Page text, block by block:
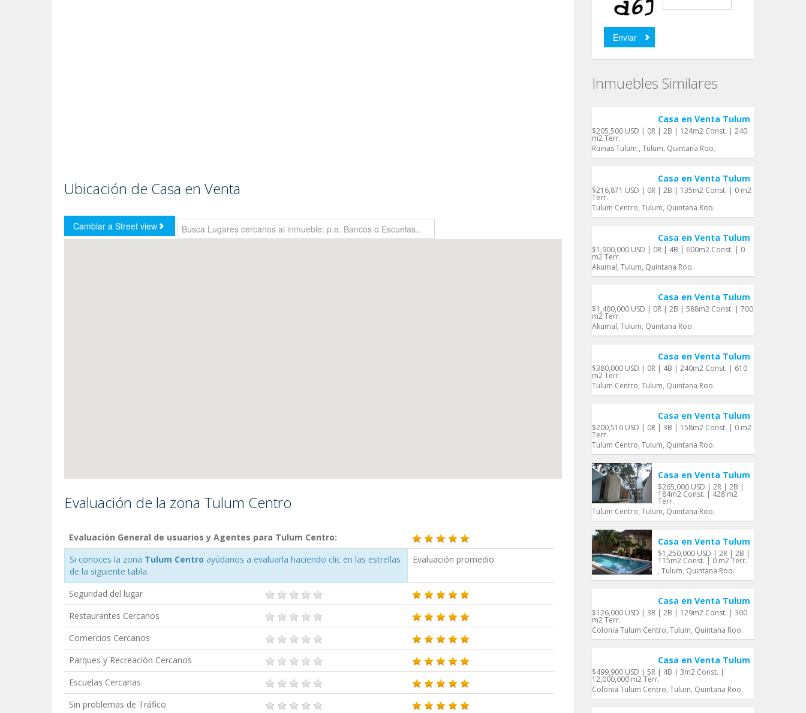
Ubicación de Casa en Venta
Evaluación de la zona Tulum Centro
Evaluación General de usuarios y Agentes para Tulum Centro:
Si conoces la zona Tulum Centro ayúdanos a evaluarla haciendo clic en las estrellas
de la siguiente tabla.
Evaluación promedio:
Seguridad del lugar
Restaurantes Cercanos
Comercios Cercanos
Parques y Recreación Cercanos
Escuelas Cercanas
Sin problemas de Tráfico
Inmuebles Similares
Casa en Venta Tulum
$205,500 USD | 0R | 2B | 124m2 Const. | 240
m2 Terr.
Ruinas Tulum , Tulum, Quintana Roo.
Casa en Venta Tulum
$216,871 USD | 0R | 2B | 135m2 Const. | 0 m2
Terr.
Tulum Centro, Tulum, Quintana Roo.
Casa en Venta Tulum
$1,900,000 USD | 0R | 4B | 600m2 Const. | 0
m2 Terr.
Akumal, Tulum, Quintana Roo.
Casa en Venta Tulum
$1,400,000 USD | 0R | 2B | 588m2 Const. | 700
m2 Terr.
Akumal, Tulum, Quintana Roo.
Casa en Venta Tulum
$380,000 USD | 0R | 4B | 240m2 Const. | 610
m2 Terr.
Tulum Centro, Tulum, Quintana Roo.
Casa en Venta Tulum
$200,510 USD | 0R | 3B | 158m2 Const. | 0 m2
Terr.
Tulum Centro, Tulum, Quintana Roo.
Casa en Venta Tulum
$265,000 USD | 2R | 2B |
184m2 Const. | 428 m2
Terr.
Tulum Centro, Tulum, Quintana Roo.
Casa en Venta Tulum
$1,250,000 USD | 2R | 2B |
115m2 Const. | 0 m2 Terr.
, Tulum, Quintana Roo.
Casa en Venta Tulum
$126,000 USD | 3R | 2B | 129m2 Const. | 300
m2 Terr.
Colonia Tulum Centro, Tulum, Quintana Roo.
Casa en Venta Tulum
$499,900 USD | 5R | 4B | 3m2 Const. |
12,000,000 m2 Terr.
Colonia Tulum Centro, Tulum, Quintana Roo.